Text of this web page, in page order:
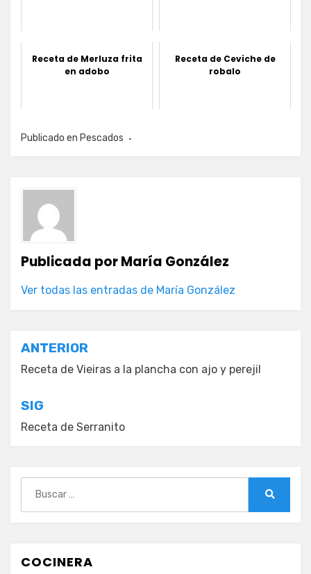
Receta de Merluza frita
en adobo
Receta de Ceviche de
robalo
Publicado en Pescados
Publicada porMaría González
Ver todas las entradas de María González
Navegación
de
entradas
ANTERIOR
Receta de Vieiras a la plancha con ajo y perejil
SIG
Receta de Serranito
COCINERA